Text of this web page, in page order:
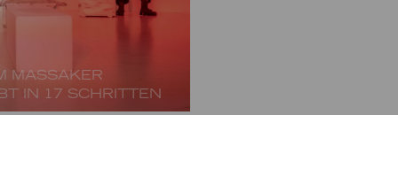
MASSAKER
IN 17 SCHRITTEN